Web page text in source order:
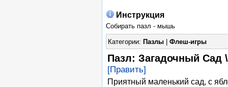
Инструкция
Собирать пазл - мышь
Категории: Пазлы| Флеш-игры
Пазл: Загадочный Сад
[Править]
Приятный маленький сад, с